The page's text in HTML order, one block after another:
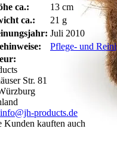
ca.:
13 cm
ca.:
21 g
Juli 2010
Pflege- und
Str. 81
info@jh-products.de
Kunden kauften auch